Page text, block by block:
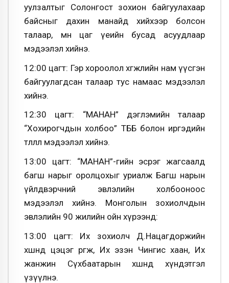
уулзалтыг Солонгост зохион байгуулахаар
байсныг дахин манайд хийхээр болсон
талаар, мөн цаг үеийн бусад асуудлаар
мэдээлэл хийнэ.
12:00 цагт: Гэр хороолол хөгжлийн нам үүсгэн
байгуулагдсан талаар тус намаас мэдээлэл
хийнэ.
12:30 цагт: “МАНАН” дэглэмийн талаар
“Хохирогчдын холбоо” ТББ болон иргэдийн
төлөөлөл мэдээлэл хийнэ.
13:00 цагт: “МАНАН”-гийн эсрэг жагсаалд
багш нарыг оролцохыг уриалж Багш нарын
үйлдвэрчний эвлэлийн холбооноос
мэдээлэл хийнэ. Монголын зохиолчдын
эвлэлийн 90 жилийн ойн хүрээнд:
13:00 цагт: Их зохиолч Д.Нацагдоржийн
хөшөөнд цэцэг өргөж, Их эзэн Чингис хаан, Их
жанжин Сүхбаатарын хөшөөнд хүндэтгэл
үзүүлнэ.